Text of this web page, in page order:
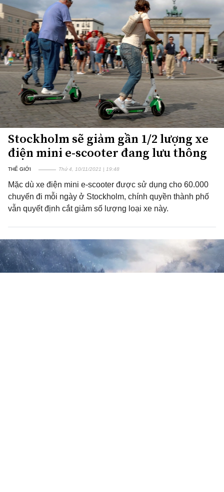
Stockholm sẽ giảm gần 1/2 lượng xe
điện mini e-scooter đang lưu thông
THẾ GIỚI Thứ 4, 10/11/2021 | 19:48
Mặc dù xe điện mini e-scooter được sử dụng cho 60.000
chuyến đi mỗi ngày ở Stockholm, chính quyền thành phố
vẫn quyết định cắt giảm số lượng loại xe này.